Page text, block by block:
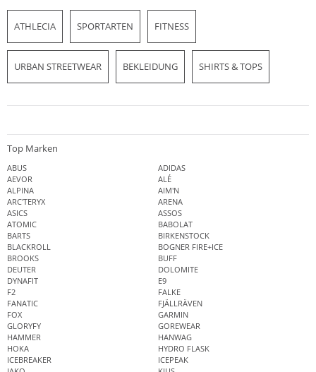
ATHLECIA SPORTARTEN FITNESS
URBAN STREETWEAR BEKLEIDUNG SHIRTS & TOPS
Top Marken
ABUS
ADIDAS
AEVOR
ALÉ
ALPINA
AIM'N
ARC'TERYX
ARENA
ASICS
ASSOS
ATOMIC
BABOLAT
BARTS
BIRKENSTOCK
BLACKROLL
BOGNER FIRE+ICE
BROOKS
BUFF
DEUTER
DOLOMITE
DYNAFIT
E9
F2
FALKE
FANATIC
FJÄLLRÄVEN
FOX
GARMIN
GLORYFY
GOREWEAR
HAMMER
HANWAG
HOKA
HYDRO FLASK
ICEBREAKER
ICEPEAK